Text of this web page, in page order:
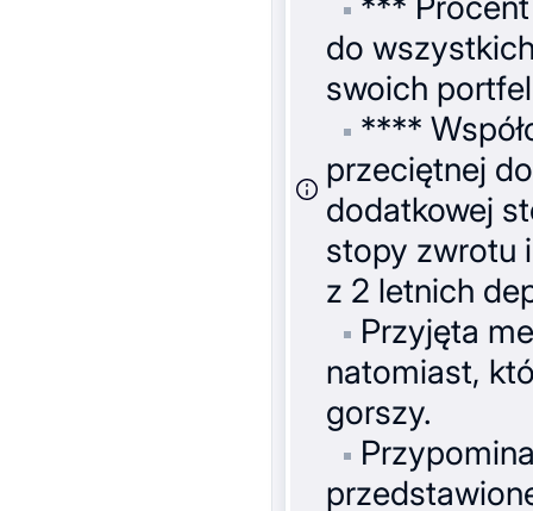
do
swoich
****
przeciętnej
dodatkowej
stopy zwrotu
z 2 letnich
Przyjęta
natomiast,
gorszy.